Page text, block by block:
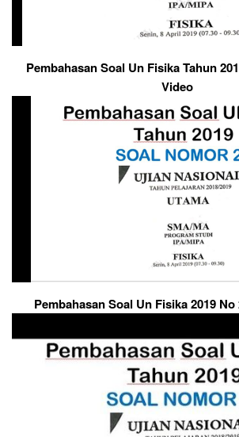
Pembahasan Soal Un Fisika Tahun
Video
Pembahasan Soal Un Fisika 2019